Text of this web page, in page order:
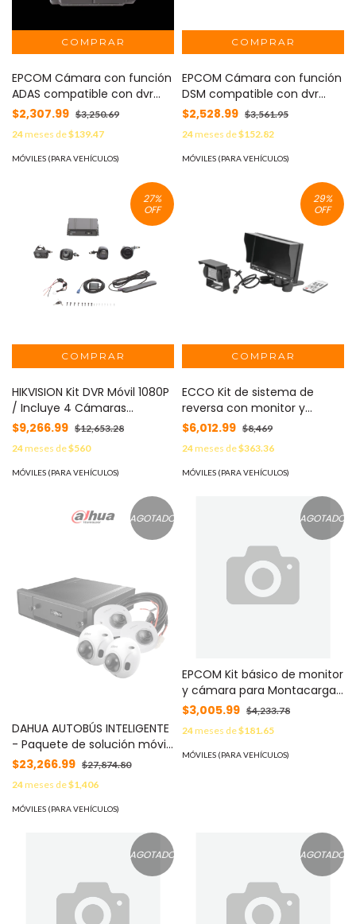
EPCOM Cámara con función
ADAS compatible con dvr
móvil epcom, ayuda a evitar
colisiones y cambio de carril.
MOD: XMRADASSENSOR
$2,307.99 $3,250.69
24meses de$139.47
MÓVILES (PARA VEHÍCULOS)
EPCOM Cámara con función
DSM compatible con dvr
móvil epcom, ayuda a
identificar los estados de
conducción anormal MOD:
XMRDSMSENSOR
$2,528.99 $3,561.95
24meses de$152.82
MÓVILES (PARA VEHÍCULOS)
27%
OFF
HIKVISION Kit DVR Móvil 1080P
/ Incluye 4 Cámaras
TURBOHD / Soporta 4G / GPS
/ Soporta Memoria SD MOD:
AE-MD5043-SD/GLF(LITE)
(KIT)
$9,266.99 $12,653.28
24meses de$560
MÓVILES (PARA VEHÍCULOS)
29%
OFF
ECCO Kit de sistema de
reversa con monitor y
cámara para Montacargas y
Vehículos MOD: K7000B
$6,012.99 $8,469
24meses de$363.36
MÓVILES (PARA VEHÍCULOS)
AGOTADO
DAHUA AUTOBÚS INTELIGENTE
- Paquete de solución móvil
IP que incluye: 1 grabador
móvil IP de 8 canales, 2
cámaras IP para conteo de
personas, 2 cámaras IP
extensor de alimentación,
Compatible con el software
$23,266.99 $27,874.80
24meses de$1,406
MÓVILES (PARA VEHÍCULOS)
AGOTADO
EPCOM Kit básico de monitor
y cámara para Montacargas
y Vehiculos MOD: EP730J
$3,005.99 $4,233.78
24meses de$181.65
MÓVILES (PARA VEHÍCULOS)
AGOTADO AGOTADO